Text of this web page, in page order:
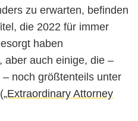
zu erwarten, befinden
die 2022 für immer
haben
aber auch einige, die –
noch größtenteils unter
Extraordinary Attorney